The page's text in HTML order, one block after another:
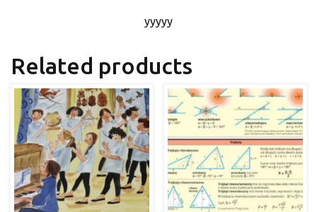
yyyyy
Related products